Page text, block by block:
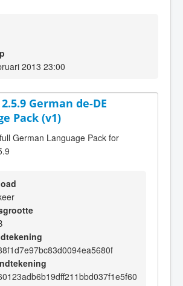
2013 23:00
German de-DE
Pack (v1)
German Language Pack for